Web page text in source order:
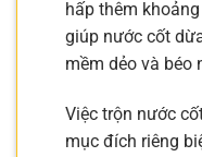
hấp thêm
giúp nước cốt
mềm dẻo và béo
Việc trộn nước
mục đích riêng